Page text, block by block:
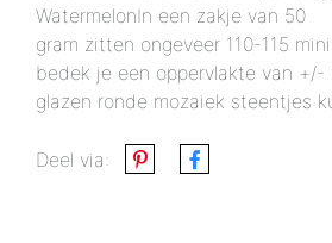
WatermelonIn een zakje van 50
gram zitten ongeveer 110-115
bedek je een oppervlakte van +/-
glazen ronde mozaiek steentjes
Deel via: